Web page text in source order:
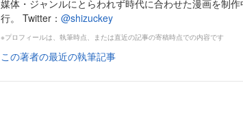
媒体・ジャンルにとらわれず時代に合わせた漫画を制
行。 Twitter： @shizuckey
※プロフィールは、執筆時点、または直近の記事の寄稿時点での内容です
この著者の最近の執筆記事